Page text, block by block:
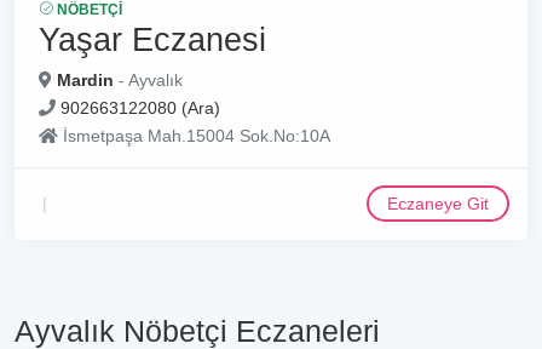
NÖBETÇI
Yaşar Eczanesi
Mardin - Ayvalık
902663122080 (Ara)
İsmetpaşa Mah.15004 Sok.No:10A
Eczaneye Git
Ayvalık Nöbetçi Eczaneleri